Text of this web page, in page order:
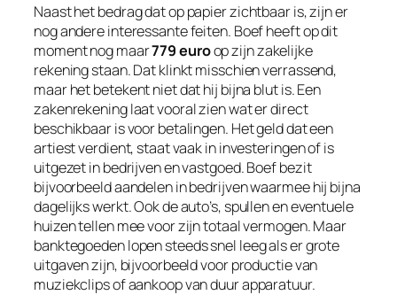
Naast het bedrag dat op papier zichtbaar is, zijn er
nog andere interessante feiten. Boef heeft op dit
moment nog maar779 euroop zijn zakelijke
rekening staan. Dat klinkt misschien verrassend,
maar het betekent niet dat hij bijna blut is. Een
zakenrekening laat vooral zien wat er direct
beschikbaar is voor betalingen. Het geld dat een
artiest verdient, staat vaak in investeringen of is
uitgezet in bedrijven en vastgoed. Boef bezit
bijvoorbeeld aandelen in bedrijven waarmee hij bijna
dagelijks werkt. Ook de auto’s, spullen en eventuele
huizen tellen mee voor zijn totaal vermogen. Maar
banktegoeden lopen steeds snel leeg als er grote
uitgaven zijn, bijvoorbeeld voor productie van
muziekclips of aankoop van duur apparatuur.